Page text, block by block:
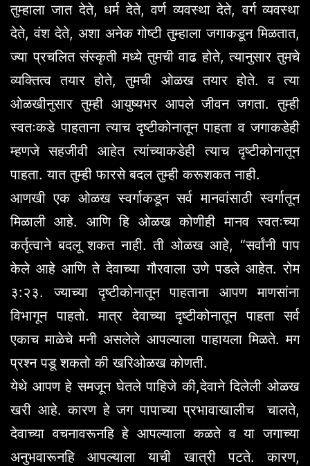
तुम्हाला जात देते, धर्म देते, वर्ण व्यवस्था देते, वर्ग व्यवस्था
देते, वंश देते, अशा अनेक गोष्टी तुम्हाला जगाकडून मिळतात,
ज्या प्रचलित संस्कृती मध्ये तुमची वाढ होते, त्यानुसार तुमचे
व्यक्तित्व तयार होते, तुमची ओळख तयार होते. व त्या
ओळखीनुसार तुम्ही आयुष्यभर आपले जीवन जगता. तुम्ही
स्वतःकडे पाहताना त्याच दृष्टीकोनातून पाहता व जगाकडेही
म्हणजे सहजीवी आहेत त्यांच्याकडेही त्याच दृष्टीकोनातून
पाहता. यात तुम्ही फारसे बदल तुम्ही करूशकत नाही.
आणखी एक ओळख स्वर्गाकडून सर्व मानवांसाठी स्वर्गातून
मिळाली आहे. आणि हि ओळख कोणीही मानव स्वतःच्या
कर्तृत्वाने बदलू शकत नाही. ती ओळख आहे, “सर्वांनी पाप
केले आहे आणि ते देवाच्या गौरवाला उणे पडले आहेत. रोम
३:२३. ज्याच्या दृष्टीकोनातून पाहताना आपण माणसांना
विभागून पाहतो. मात्र देवाच्या दृष्टीकोनातून पाहता सर्व
एकाच माळेचे मनी असलेले आपल्याला पाहायला मिळते. मग
प्रश्न पडू शकतो की खरिओळख कोणती.
येथे आपण हे समजून घेतले पाहिजे की,देवाने दिलेली ओळख
खरी आहे. कारण हे जग पापाच्या प्रभावाखालीच चालते,
देवाच्या वचनावरूनहि हे आपल्याला कळते व या जगाच्या
अनुभवारूनहि आपल्याला याची खात्री पटते. कारण,